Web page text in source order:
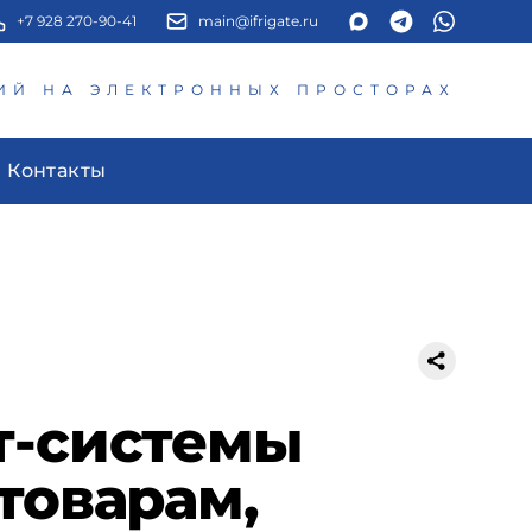
+7 928 270-90-41 main@ifrigate.ru
НА ЭЛЕКТРОННЫХ ПРОСТОРАХ
Контакты
системы